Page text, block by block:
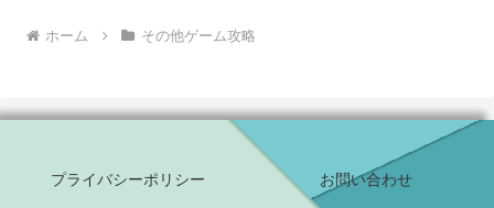
ホーム その他ゲーム攻略
プライバシーポリシー お問い合わせ